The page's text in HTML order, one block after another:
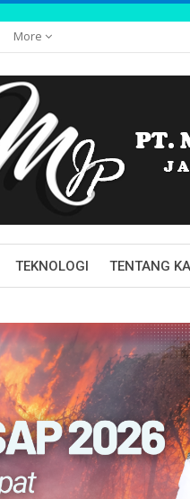
More
TEKNOLOGI TENTANG